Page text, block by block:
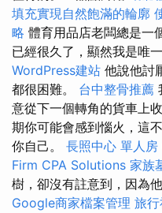
填充實現自然飽滿的輪廓
略 體育用品店老闆總是一
已經很久了，顯然我是唯
WordPress建站 他說他討
都很困難。 台中整骨推薦
意從下一個轉角的貨車上
期你可能會感到惱火，這
你自己。 長照中心 單人房
Firm CPA Solutions 家族
樹，卻沒有註意到，因為
Google商家檔案管理 旅